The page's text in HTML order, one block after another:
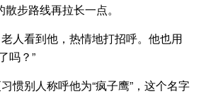
步路线再拉长一点。
人看到他，热情地打招呼。他也用
吗？”
别人称呼他为“疯子鹰”，这个名字